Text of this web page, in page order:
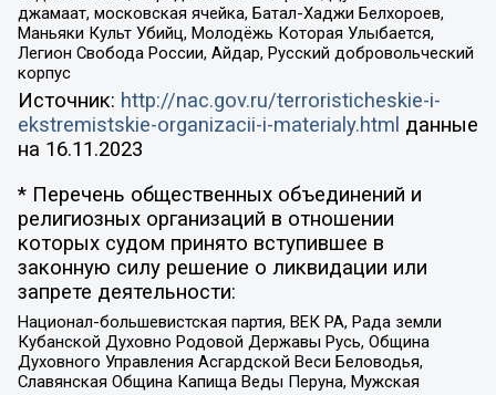
джамаат, московская ячейка, Батал-Хаджи Белхороев,
Маньяки Культ Убийц, Молодёжь Которая Улыбается,
Легион Свобода России, Айдар, Русский добровольческий
корпус
Источник: http://nac.gov.ru/terroristicheskie-i-
ekstremistskie-organizacii-i-materialy.html данные
на 16.11.2023
* Перечень общественных объединений и
религиозных организаций в отношении
которых судом принято вступившее в
законную силу решение о ликвидации или
запрете деятельности:
Национал-большевистская партия, ВЕК РА, Рада земли
Кубанской Духовно Родовой Державы Русь, Община
Духовного Управления Асгардской Веси Беловодья,
Славянская Община Капища Веды Перуна, Мужская